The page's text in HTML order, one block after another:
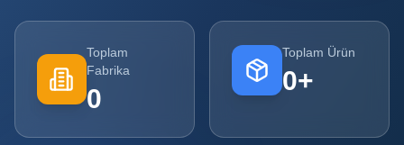
Tüm
Ürünler
Kampanyalar
Toplam
Fabrika
0
Toplam Ürün
0+